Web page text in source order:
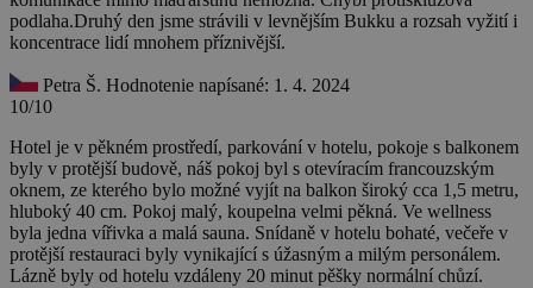
podlaha.Druhý den jsme strávili v levnějším Bukku a rozsah vyžití i
koncentrace lidí mnohem příznivější.
Petra Š. Hodnotenie napísané: 1. 4. 2024
10/10
Hotel je v pěkném prostředí, parkování v hotelu, pokoje s balkonem
byly v protější budově, náš pokoj byl s otevíracím francouzským
oknem, ze kterého bylo možné vyjít na balkon široký cca 1,5 metru,
hluboký 40 cm. Pokoj malý, koupelna velmi pěkná. Ve wellness
byla jedna vířivka a malá sauna. Snídaně v hotelu bohaté, večeře v
protější restauraci byly vynikající s úžasným a milým personálem.
Lázně byly od hotelu vzdáleny 20 minut pěšky normální chůzí.